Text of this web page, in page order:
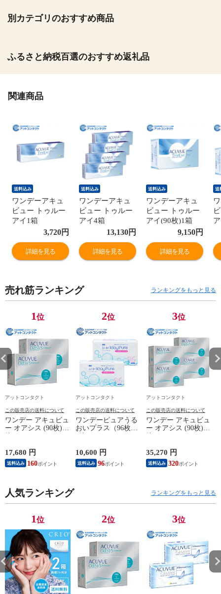
別カテゴリのおすすめ商品
ふるさと納税百選のおすすめ返礼品
関連商品
送料込み
ワンデーアキュ
ビュー トゥルー
アイ1箱
3,720円
詳細を見る
送料込み
ワンデーアキュ
ビュー トゥルー
アイ4箱
13,130円
詳細を見る
送料込み
ワンデーアキュ
ビュー トゥルー
アイ(90枚)1箱
9,150円
詳細を見る
送
売れ筋ランキング ランキングをもっと見る
1位
アットコンタクト
この販売店の送料について
ワンデー アキュビュ
ー オアシス (90枚) 2
箱
17,680 円
送料込み 160
2位
アットコンタクト
この販売店の送料について
ワンデーピュアうる
おいプラス（96枚）
2箱
10,600 円
送料込み 96
3位
アットコンタクト
この販売店の送料について
ワンデー アキュビュ
ー オアシス (90枚) 4
箱
35,270 円
送料込み 320
人気ランキング ランキングをもっと見る
1位 2位 3位